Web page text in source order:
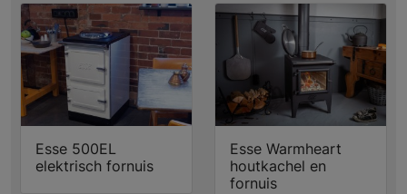
Esse 500EL
elektrisch fornuis
Esse Warmheart
houtkachel en
fornuis